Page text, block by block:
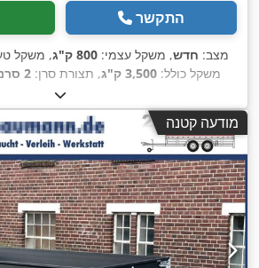
התקשר
מצב: חדש, משקל עצמי: 800 ק"ג , משקל
משקל כולל: 3,500 ק"ג , תצורת סרן: 2 סרנים
, רוחב שטח הטעינה:1,860 מ"מ
מ"מ, נפח שטח טעינה:2.5 מ"ק , צבע:
מ"מ, , מודעה קטנה